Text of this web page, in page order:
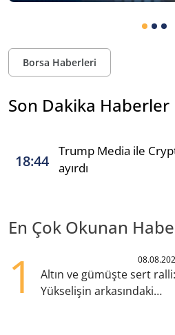
Borsa Haberleri
Son Dakika Haberler
18:44
Trump Media ile
ayırdı
En Çok Okunan
1
Altın ve gümüşte sert ralli:
Yükselişin arkasındaki